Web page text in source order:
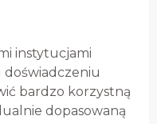
instytucjami
bardzo korzystną
dopasowaną